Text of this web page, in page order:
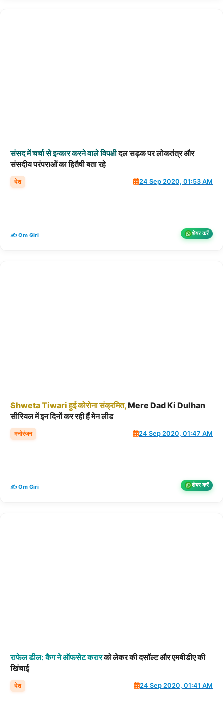
संसदमेंचर्चासेइन्कारकरनेवालेविपक्षीदल सड़क पर लोकतंत्र और
संसदीय परंपराओं का हितैषी बता रहे
देश 24 Sep 2020, 01:53 AM
✍️ Om Giri शेयर करें
ShwetaTiwari हुईकोरोनासंक्रमित,Mere Dad Ki Dulhan
सीरियल में इन दिनों कर रही हैं मेन लीड
मनोरंजन 24 Sep 2020, 01:47 AM
✍️ Om Giri शेयर करें
राफेलडील: कैगनेऑफसेटकरारको लेकर की दसॉल्ट और एमबीडीए की
खिंचाई
देश 24 Sep 2020, 01:41 AM